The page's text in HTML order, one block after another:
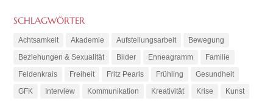
SCHLAGWÖRTER
Achtsamkeit Akademie Aufstellungsarbeit
Bewegung
Beziehungen & Sexualität
Bilder Enneagramm
Familie
Feldenkrais
Freiheit Fritz Pearls Frühling
Gesundheit
GFK
Interview Kommunikation Kreativität Krise
Kunst